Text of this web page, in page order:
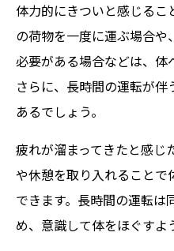
体力的にきついと感じるこ
の荷物を一度に運ぶ場合
必要がある場合などは、体
さらに、長時間の運転が
あるでしょう。
疲れが溜まってきたと感じ
や休憩を取り入れること
できます。長時間の運転は
め、意識して体をほぐすよ